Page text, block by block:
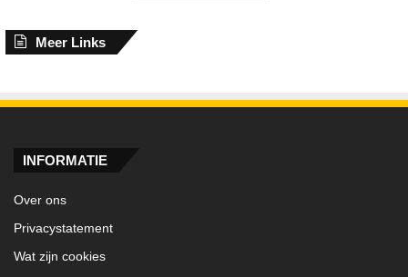
Meer Links
INFORMATIE
Over ons
Privacystatement
Wat zijn cookies